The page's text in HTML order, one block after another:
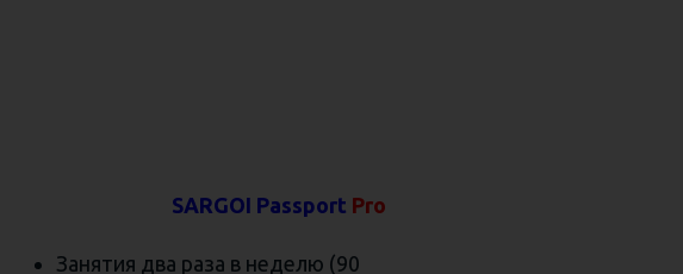
SARGOI Passport Pro
Занятия два раза в неделю (90